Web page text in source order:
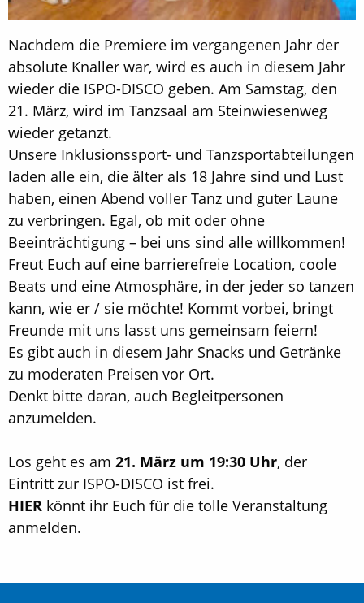
Nachdem die Premiere im vergangenen Jahr der
absolute Knaller war, wird es auch in diesem Jahr
wieder die ISPO-DISCO geben. Am Samstag, den
21. März, wird im Tanzsaal am Steinwiesenweg
wieder getanzt.
Unsere Inklusionssport- und Tanzsportabteilungen
laden alle ein, die älter als 18 Jahre sind und Lust
haben, einen Abend voller Tanz und guter Laune
zu verbringen. Egal, ob mit oder ohne
Beeinträchtigung – bei uns sind alle willkommen!
Freut Euch auf eine barrierefreie Location, coole
Beats und eine Atmosphäre, in der jeder so tanzen
kann, wie er / sie möchte! Kommt vorbei, bringt
Freunde mit uns lasst uns gemeinsam feiern!
Es gibt auch in diesem Jahr Snacks und Getränke
zu moderaten Preisen vor Ort.
Denkt bitte daran, auch Begleitpersonen
anzumelden.
Los geht es am 21. März um 19:30 Uhr, der
Eintritt zur ISPO-DISCO ist frei.
HIER könnt ihr Euch für die tolle Veranstaltung
anmelden.